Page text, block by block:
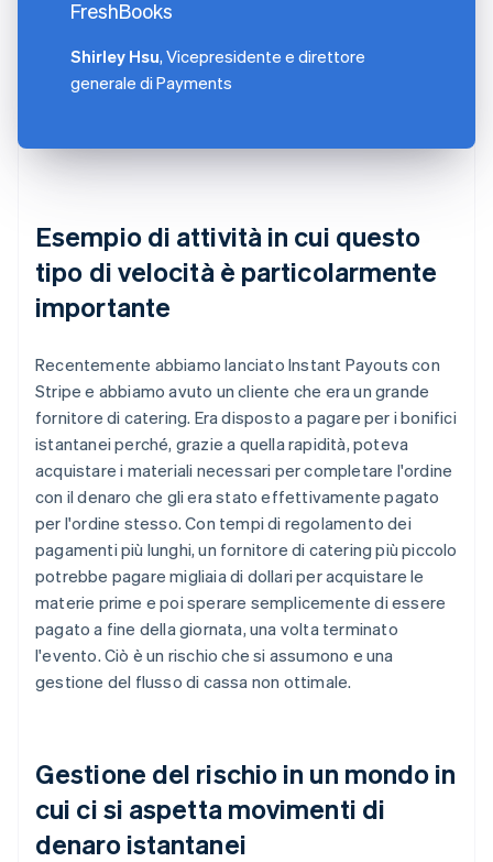
FreshBooks
Shirley Hsu, Vicepresidente e direttore
generale di Payments
Esempio di attività in cui questo
tipo di velocità è particolarmente
importante
Recentemente abbiamo lanciato Instant Payouts con
Stripe e abbiamo avuto un cliente che era un grande
fornitore di catering. Era disposto a pagare per i bonifici
istantanei perché, grazie a quella rapidità, poteva
acquistare i materiali necessari per completare l'ordine
con il denaro che gli era stato effettivamente pagato
per l'ordine stesso. Con tempi di regolamento dei
pagamenti più lunghi, un fornitore di catering più piccolo
potrebbe pagare migliaia di dollari per acquistare le
materie prime e poi sperare semplicemente di essere
pagato a fine della giornata, una volta terminato
l'evento. Ciò è un rischio che si assumono e una
gestione del flusso di cassa non ottimale.
Gestione del rischio in un mondo in
cui ci si aspetta movimenti di
denaro istantanei